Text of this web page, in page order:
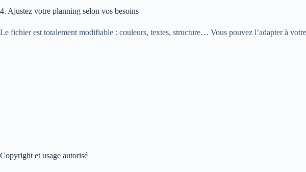
4. Ajustez votre planning selon vos besoins
Le fichier est totalement modifiable : couleurs, textes, structure… Vous pouvez l’adapter à
Copyright et usage autorisé